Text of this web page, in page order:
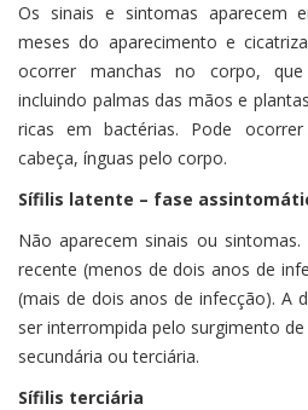
Os sinais e sintomas aparecem
meses do aparecimento e
ocorrer manchas no corpo,
incluindo palmas das mãos e
ricas em bactérias. Pode
cabeça, ínguas pelo corpo.
Sífilis latente – fase
Não aparecem sinais ou
recente (menos de dois anos de
(mais de dois anos de infecção). A
ser interrompida pelo surgimento
secundária ou terciária.
Sífilis terciária